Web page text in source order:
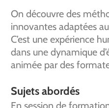
On découvre des
innovantes adaptées
C’est une expérience
dans une dynamique
animée par des
Sujets abordés
En session de